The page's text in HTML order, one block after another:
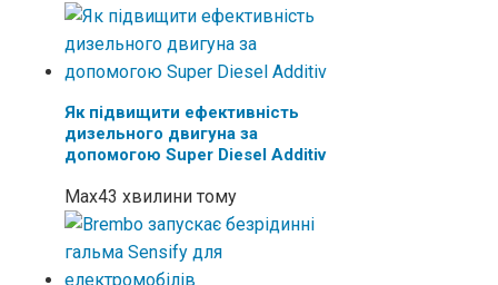
Як підвищити ефективність
дизельного двигуна за
допомогою Super Diesel Additiv
Max43 хвилини тому